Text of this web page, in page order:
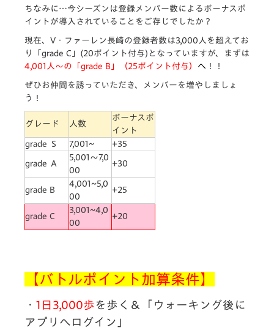
ちなみに…今シーズンは登録メンバー数によるボーナスポ
イントが導入されていることをご存じでしたか？
現在、V・ファーレン長崎の登録者数は3,000人を超えてお
り「grade C」(20ポイント付与)となっていますが、まずは
4,001人～の「grade B」
（25ポイント付与） へ ！！
ぜひお仲間を誘っていただき、メンバーを増やしましょ
う！
グレード 人数
ボーナスポ
イント
grade Ｓ
7,001~ +35
grade Ａ
5,001～7,0
00
+30
grade B
4,001~5,0
00
+25
grade C
3,001~4,0
00
+20
【バトルポイント加算条件】
・ 1日3,000歩 を歩く＆「ウォーキング後に
アプリへログイン」